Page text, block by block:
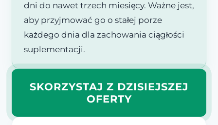
dni do nawet trzech miesięcy. Ważne jest,
aby przyjmować go o stałej porze
każdego dnia dla zachowania ciągłości
suplementacji.
SKORZYSTAJ Z DZISIEJSZEJ
OFERTY